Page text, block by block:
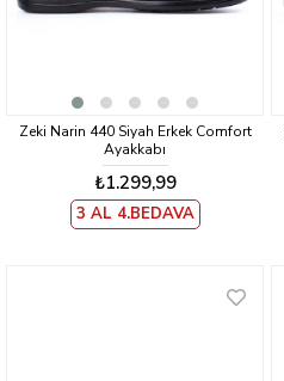
Zeki Narin 440 Siyah Erkek Comfort
Ayakkabı
₺1.299,99
3 AL 4.BEDAVA